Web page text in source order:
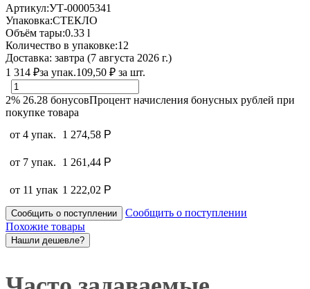
Артикул:УТ-00005341
Упаковка:СТЕКЛО
Объём тары:0.33 l
Количество в упаковке:12
Доставка: завтра (7 августа 2026 г.)
1 314 ₽за упак.109,50 ₽ за шт.
2% 26.28 бонусовПроцент начисления бонусных рублей при
покупке товара
от 4 упак.
1 274,58 Р
от 7 упак. 1 261,44 Р
от 11 упак 1 222,02 Р
Сообщить о поступлении
Сообщить о поступлении
Похожие товары